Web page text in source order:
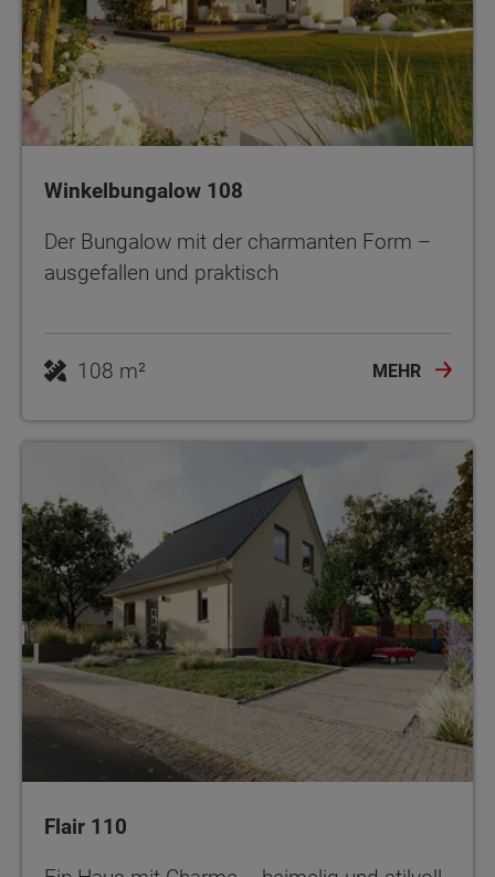
Winkelbungalow 108
Der Bungalow mit der charmanten Form –
ausgefallen und praktisch
108 m² MEHR
Flair 110